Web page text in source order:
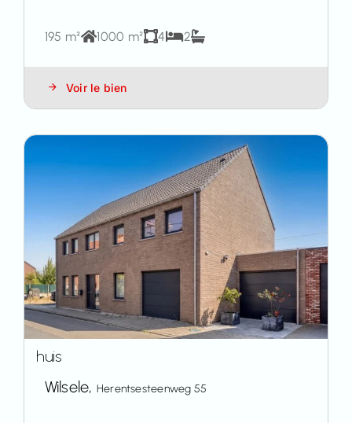
195 m² 1000 m² 4 2
Voir le bien
huis
Wilsele, Herentsesteenweg 55